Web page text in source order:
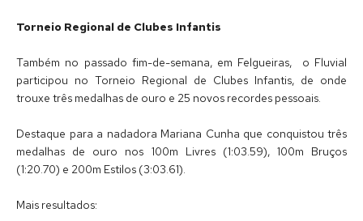
Torneio Regional de Clubes Infantis
Também no passado fim-de-semana, em Felgueiras, o Fluvial
participou no Torneio Regional de Clubes Infantis, de onde
trouxe três medalhas de ouro e 25 novos recordes pessoais.
Destaque para a nadadora Mariana Cunha que conquistou três
medalhas de ouro nos 100m Livres (1:03.59), 100m Bruços
(1:20.70) e 200m Estilos (3:03.61).
Mais resultados: